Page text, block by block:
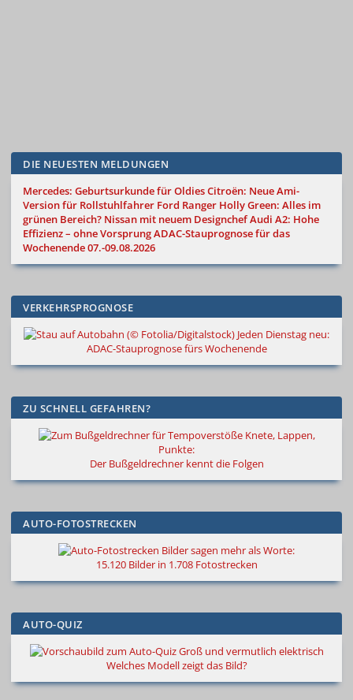
DIE NEUESTEN MELDUNGEN
Mercedes: Geburtsurkunde für OldiesCitroën: Neue Ami-
Version für Rollstuhlfahrer Ford Ranger Holly Green: Alles im
grünen Bereich? Nissan mit neuem DesignchefAudi A2: Hohe
Effizienz – ohne VorsprungADAC-Stauprognose für das
Wochenende 07.-09.08.2026
VERKEHRSPROGNOSE
Jeden Dienstag neu:
ADAC-Stauprognose fürs Wochenende
ZU SCHNELL GEFAHREN?
Knete, Lappen,
Punkte:
Der Bußgeldrechner kennt die Folgen
AUTO-FOTOSTRECKEN
Bilder sagen mehr als Worte:
15.120 Bilder in 1.708 Fotostrecken
AUTO-QUIZ
Groß und vermutlich elektrisch
Welches Modell zeigt das Bild?